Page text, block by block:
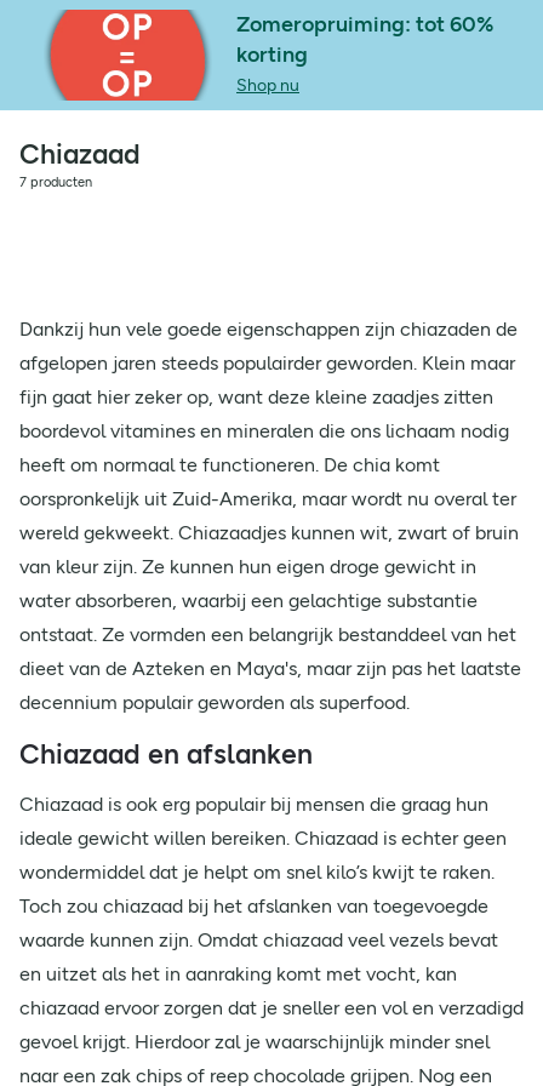
Zomeropruiming: tot 60%
korting
Shop nu
Chiazaad
7 producten
Dankzij hun vele goede eigenschappen zijn chiazaden de
afgelopen jaren steeds populairder geworden. Klein maar
fijn gaat hier zeker op, want deze kleine zaadjes zitten
boordevol vitamines en mineralen die ons lichaam nodig
heeft om normaal te functioneren. De chia komt
oorspronkelijk uit Zuid-Amerika, maar wordt nu overal ter
wereld gekweekt. Chiazaadjes kunnen wit, zwart of bruin
van kleur zijn. Ze kunnen hun eigen droge gewicht in
water absorberen, waarbij een gelachtige substantie
ontstaat. Ze vormden een belangrijk bestanddeel van het
dieet van de Azteken en Maya's, maar zijn pas het laatste
decennium populair geworden als superfood.
Chiazaad en afslanken
Chiazaad is ook erg populair bij mensen die graag hun
ideale gewicht willen bereiken. Chiazaad is echter geen
wondermiddel dat je helpt om snel kilo’s kwijt te raken.
Toch zou chiazaad bij het afslanken van toegevoegde
waarde kunnen zijn. Omdat chiazaad veel vezels bevat
en uitzet als het in aanraking komt met vocht, kan
chiazaad ervoor zorgen dat je sneller een vol en verzadigd
gevoel krijgt. Hierdoor zal je waarschijnlijk minder snel
naar een zak chips of reep chocolade grijpen. Nog een